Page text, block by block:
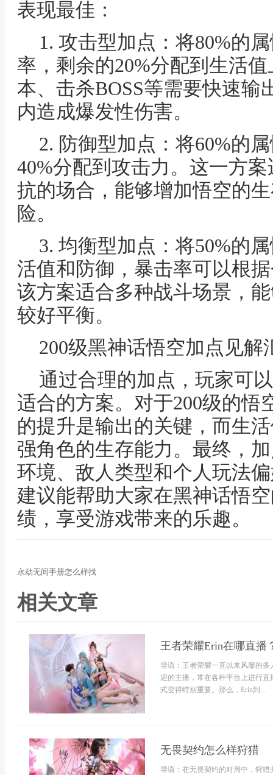
表现最佳：
1. 攻击型加点：将80%的
率，剩余的20%分配到生活
本、击杀BOSS等需要快速输
内造成爆发性伤害。
2. 防御型加点：将60%的
40%分配到攻击力。这一方
抗的场合，能够增加悟空的
险。
3. 均衡型加点：将50%的
活值和防御，暴击率可以根
该方案适合多种战斗场景，
较好平衡。
200级黑神话悟空加点见解
通过合理的加点，玩家可
适合的方案。对于200级的悟
的提升是输出的关键，而生
强角色的生存能力。最终，
环境、敌人类型和个人玩法
建议能帮助大家在黑神话悟
绩，享受游戏带来的乐趣。
永劫无间手册怎么样找
相关文章
王者荣耀Erin在哪直播
导语：王者荣耀一直以来风靡的
迎的主播，常在各种平台上进行
式变得特别重要。那么，Erin到...
无畏契约怎么样狩猎
导语：在无畏契约的对局中，狩